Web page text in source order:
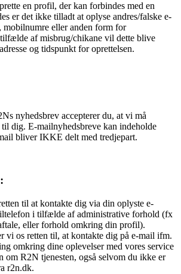
en profil, der kan forbindes med en
er det ikke tilladt at oplyse andres/falske e-
mobilnumre eller anden form for
af misbrug/chikane vil dette blive
og tidspunkt for oprettelsen.
nyhedsbrev accepterer du, at vi må
til dig. E-mailnyhedsbreve kan indeholde
bliver IKKE delt med tredjepart.
til at kontakte dig via din oplyste e-
i tilfælde af administrative forhold (fx
eller forhold omkring din profil).
vi os retten til, at kontakte dig på e-mail ifm.
omkring dine oplevelser med vores service
om R2N tjenesten, også selvom du ikke er
r2n.dk.